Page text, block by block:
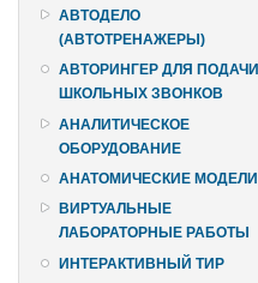
АВТОДЕЛО
(АВТОТРЕНАЖЕРЫ)
АВТОРИНГЕР ДЛЯ ПОДАЧИ
ШКОЛЬНЫХ ЗВОНКОВ
АНАЛИТИЧЕСКОЕ
ОБОРУДОВАНИЕ
АНАТОМИЧЕСКИЕ МОДЕЛИ
ВИРТУАЛЬНЫЕ
ЛАБОРАТОРНЫЕ РАБОТЫ
ИНТЕРАКТИВНЫЙ ТИР